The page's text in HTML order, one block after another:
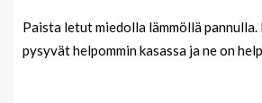
Paista letut miedolla lämmöllä
pysyvät helpommin kasassa ja ne on